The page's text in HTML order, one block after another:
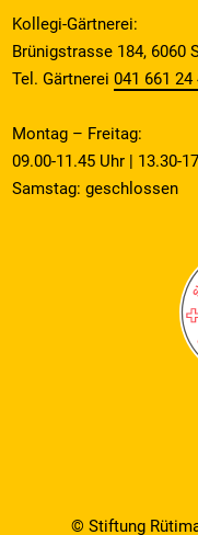
Kollegi-Gärtnerei:
Brünigstrasse 184, 6060
Tel. Gärtnerei041 661 24
Montag – Freitag:
09.00-11.45 Uhr | 13.30-
Samstag: geschlossen
© Stiftung